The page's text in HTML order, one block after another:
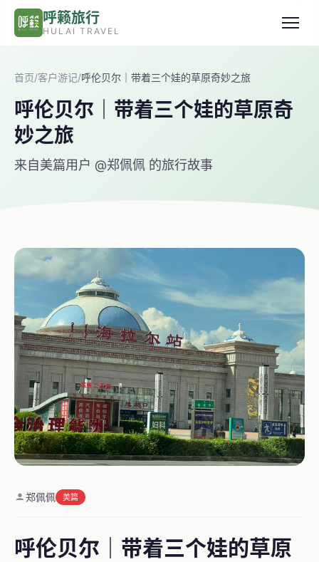
跳转到主要内容
呼籁旅行
HULAI TRAVEL
首页/客户游记/呼伦贝尔｜带着三个娃的草原奇妙之旅
呼伦贝尔｜带着三个娃的草原奇
妙之旅
来自美篇用户 @郑佩佩 的旅行故事
郑佩佩 美篇
呼伦贝尔｜带着三个娃的草原